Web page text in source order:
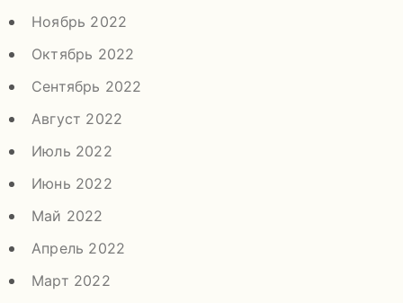
Ноябрь 2022
Октябрь 2022
Сентябрь 2022
Август 2022
Июль 2022
Июнь 2022
Май 2022
Апрель 2022
Март 2022